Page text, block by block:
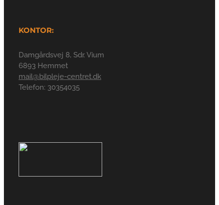
KONTOR:
Damgårdsvej 8, Sdr. Vium
6893 Hemmet
mail@bilpleje-centret.dk
Telefon: 30354035